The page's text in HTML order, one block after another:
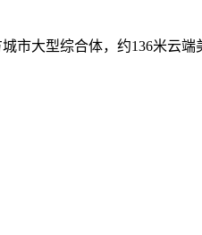
市大型综合体，约136米云